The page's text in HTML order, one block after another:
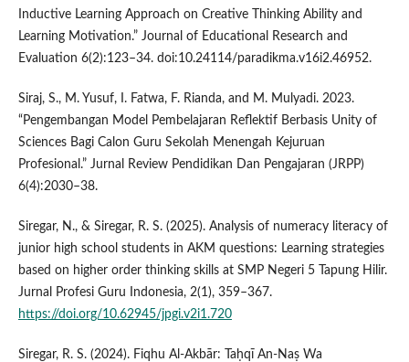
Inductive Learning Approach on Creative Thinking Ability and
Learning Motivation.” Journal of Educational Research and
Evaluation 6(2):123–34. doi:10.24114/paradikma.v16i2.46952.
Siraj, S., M. Yusuf, I. Fatwa, F. Rianda, and M. Mulyadi. 2023.
“Pengembangan Model Pembelajaran Reflektif Berbasis Unity of
Sciences Bagi Calon Guru Sekolah Menengah Kejuruan
Profesional.” Jurnal Review Pendidikan Dan Pengajaran (JRPP)
6(4):2030–38.
Siregar, N., & Siregar, R. S. (2025). Analysis of numeracy literacy of
junior high school students in AKM questions: Learning strategies
based on higher order thinking skills at SMP Negeri 5 Tapung Hilir.
Jurnal Profesi Guru Indonesia, 2(1), 359–367.
https://doi.org/10.62945/jpgi.v2i1.720
Siregar, R. S. (2024). Fiqhu Al-Akbār: Taḥqī An-Naṣ Wa